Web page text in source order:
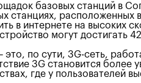
базовых станций в
станциях,
в интернете на высоких
могут достигать
по сути, 3G-сеть,
3G становится
где у пользователей